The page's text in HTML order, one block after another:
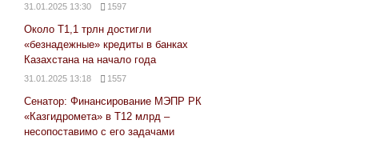
31.01.2025 13:30 1597
Около Т1,1 трлн достигли
«безнадежные» кредиты в банках
Казахстана на начало года
31.01.2025 13:18 1557
Сенатор: Финансирование МЭПР РК
«Казгидромета» в Т12 млрд –
несопоставимо с его задачами